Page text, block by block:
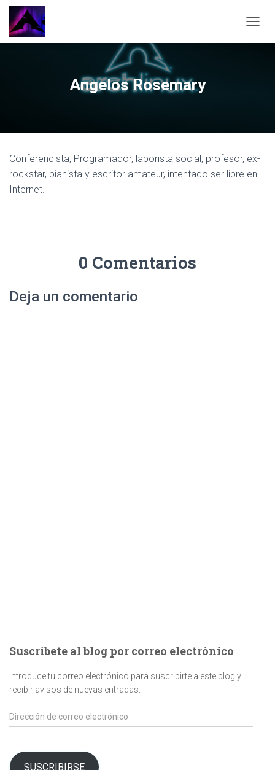
Angelos Rosemary
Conferencista, Programador, laborista social, profesor, ex-
rockstar, pianista y escritor amateur, intentado ser libre en
Internet.
0 Comentarios
Deja un comentario
Suscríbete al blog por correo electrónico
Introduce tu correo electrónico para suscribirte a este blog y
recibir avisos de nuevas entradas.
Dirección
de
electrónico
SUSCRIBIRSE